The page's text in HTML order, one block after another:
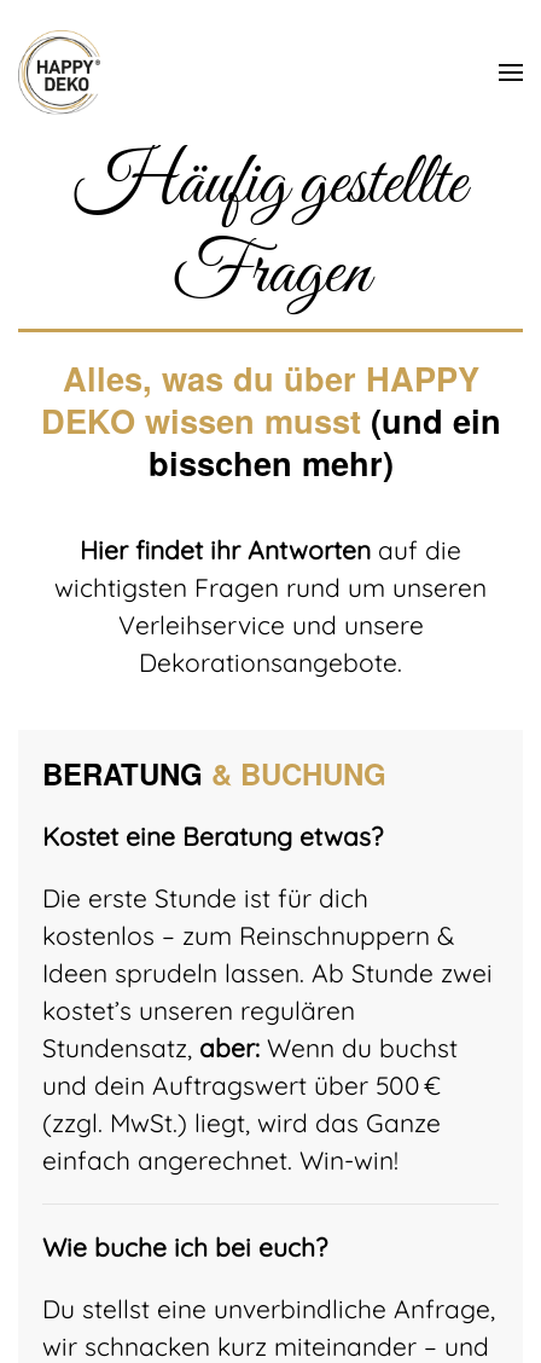
Zum Hauptinhalt springen
Häufig gestellte
Fragen
Alles, was du über HAPPY
DEKO wissen musst (und ein
bisschen mehr)
Hier findet ihr Antworten auf die
wichtigsten Fragen rund um unseren
Verleihservice und unsere
Dekorationsangebote.
BERATUNG & BUCHUNG
Kostet eine Beratung etwas?
Die erste Stunde ist für dich
kostenlos – zum Reinschnuppern &
Ideen sprudeln lassen. Ab Stunde zwei
kostet’s unseren regulären
Stundensatz, aber: Wenn du buchst
und dein Auftragswert über 500 €
(zzgl. MwSt.) liegt, wird das Ganze
einfach angerechnet. Win-win!
Wie buche ich bei euch?
Du stellst eine unverbindliche Anfrage,
wir schnacken kurz miteinander – und